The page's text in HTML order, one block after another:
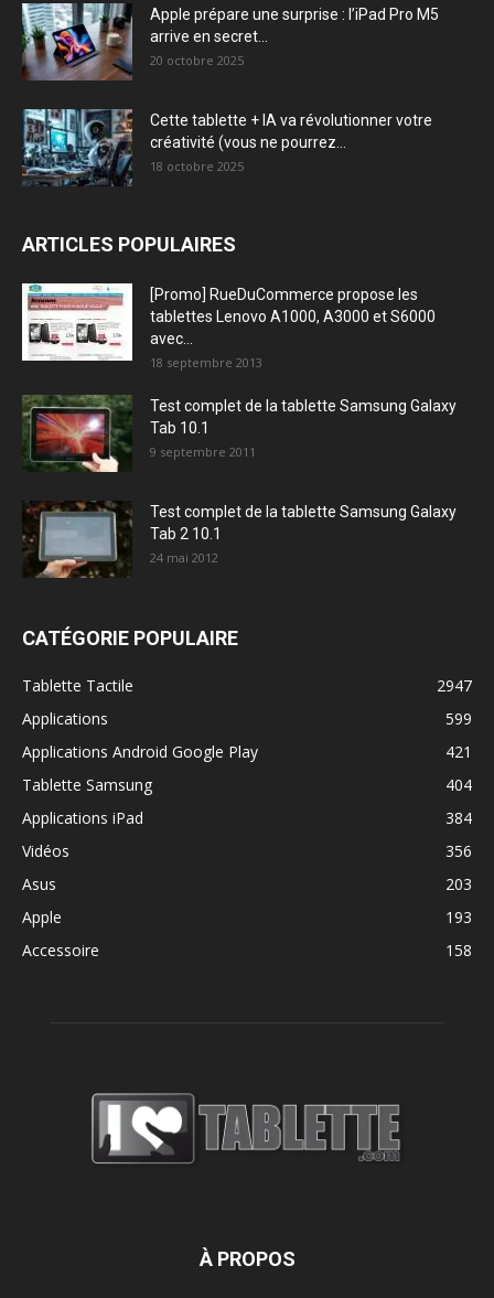
Apple prépare une surprise : l’iPad Pro M5
arrive en secret...
20 octobre 2025
Cette tablette + IA va révolutionner votre
créativité (vous ne pourrez...
18 octobre 2025
ARTICLES POPULAIRES
[Promo] RueDuCommerce propose les
tablettes Lenovo A1000, A3000 et S6000
avec...
18 septembre 2013
Test complet de la tablette Samsung Galaxy
Tab 10.1
9 septembre 2011
Test complet de la tablette Samsung Galaxy
Tab 2 10.1
24 mai 2012
CATÉGORIE POPULAIRE
Tablette Tactile
2947
Applications
599
Applications Android Google Play
421
Tablette Samsung
404
Applications iPad
384
Vidéos
356
Asus
203
Apple
193
Accessoire
158
À PROPOS